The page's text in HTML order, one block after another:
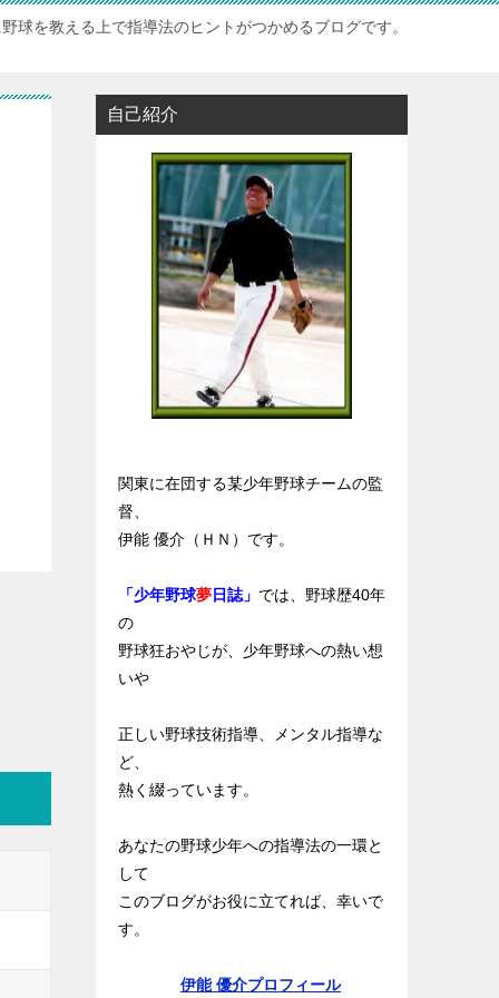
球を教える上で指導法のヒントがつかめるブログです。
自己紹介
関東に在団する某少年野球チームの監
督、
伊能 優介（ＨＮ）です。
「少年野球夢日誌」 では、野球歴40年
の
野球狂おやじが、少年野球への熱い想
いや
正しい野球技術指導、メンタル指導な
ど、
熱く綴っています。
あなたの野球少年への指導法の一環と
して
このブログがお役に立てれば、幸いで
す。
伊能 優介プロフィール